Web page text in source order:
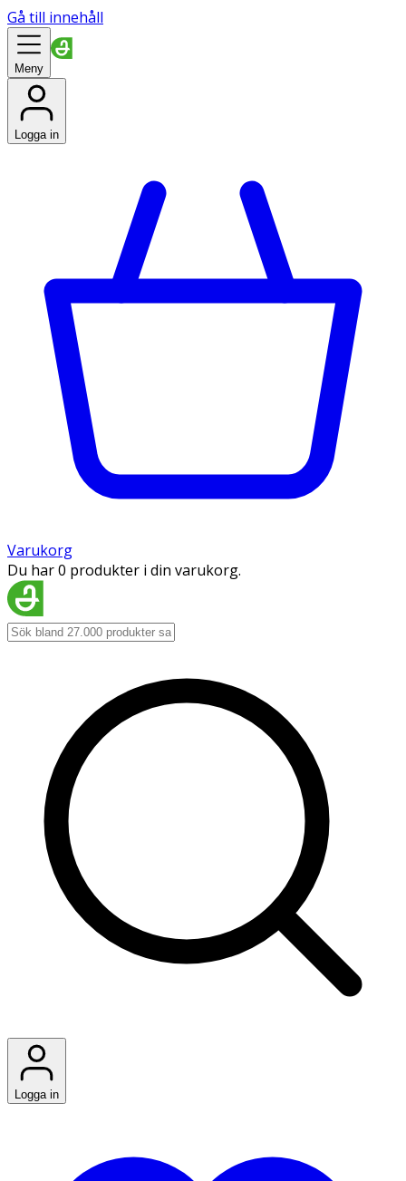
Gå till innehåll
Meny
Logga in
Varukorg
Du har 0 produkter i din varukorg.
Logga in